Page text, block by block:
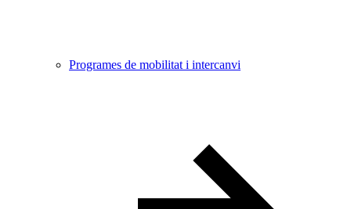
Programes de mobilitat i intercanvi